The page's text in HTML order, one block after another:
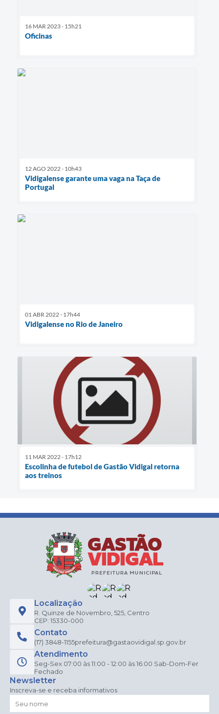
16 MAR 2023 - 15h21
Oficinas
12 AGO 2022 - 10h43
Vidigalense garante uma vaga na Taça de
Portugal
01 ABR 2022 - 17h44
Vidigalense no Rio de Janeiro
11 MAR 2022 - 17h12
Escolinha de futebol de Gastão Vidigal retorna
aos treinos
Localização
R. Quinze de Novembro, 525, Centro
CEP: 15330-000
Contato
(17) 3848-1155prefeitura@gastaovidigal.sp.gov.br
Atendimento
Seg-Sex 07:00 às 11:00 - 12:00 às 16:00 Sab-Dom-Fer
Fechado
Newsletter
Inscreva-se e receba informativos